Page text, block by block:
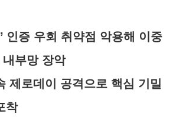
인증 우회 취약점 악용해 이중
내부망 장악
제로데이 공격으로 핵심 기밀
착